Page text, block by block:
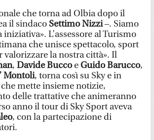
che torna ad Olbia dopo il
il sindaco Settimo Nizzi–. Siamo
L’assessore al Turismo
che unisce spettacolo, sport
valorizzare la nostra città». Il
, Davide BuccoeGuido Barucco,
Montoli, torna così su Sky e in
mette insieme notizie,
delle trattative che animeranno
anno il tour di Sky Sport aveva
, con la partecipazione di